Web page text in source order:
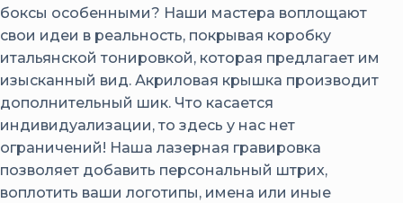
боксы особенными? Наши мастера воплощают
свои идеи в реальность, покрывая коробку
итальянской тонировкой, которая предлагает им
изысканный вид. Акриловая крышка производит
дополнительный шик. Что касается
индивидуализации, то здесь у нас нет
ограничений! Наша лазерная гравировка
позволяет добавить персональный штрих,
воплотить ваши логотипы, имена или иные